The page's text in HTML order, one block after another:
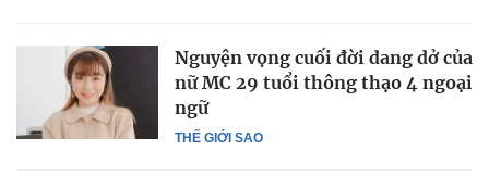
THẾ GIỚI SAO
Nguyện vọng cuối đời dang dở của
nữ MC 29 tuổi thông thạo 4 ngoại
ngữ